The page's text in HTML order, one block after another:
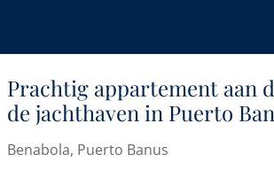
Prachtig appartement aan
de jachthaven in Puerto
Benabola, Puerto Banus